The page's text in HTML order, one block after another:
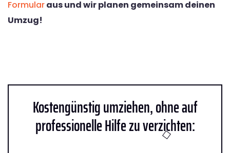
Formularaus und wir planen gemeinsam deinen
Umzug!
Kostengünstig umziehen, ohne auf
professionelle Hilfe zu verzichten: